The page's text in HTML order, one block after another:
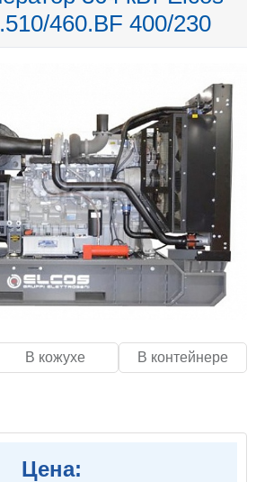
460.BF 400/230
В кожухе В контейнере
Цена: